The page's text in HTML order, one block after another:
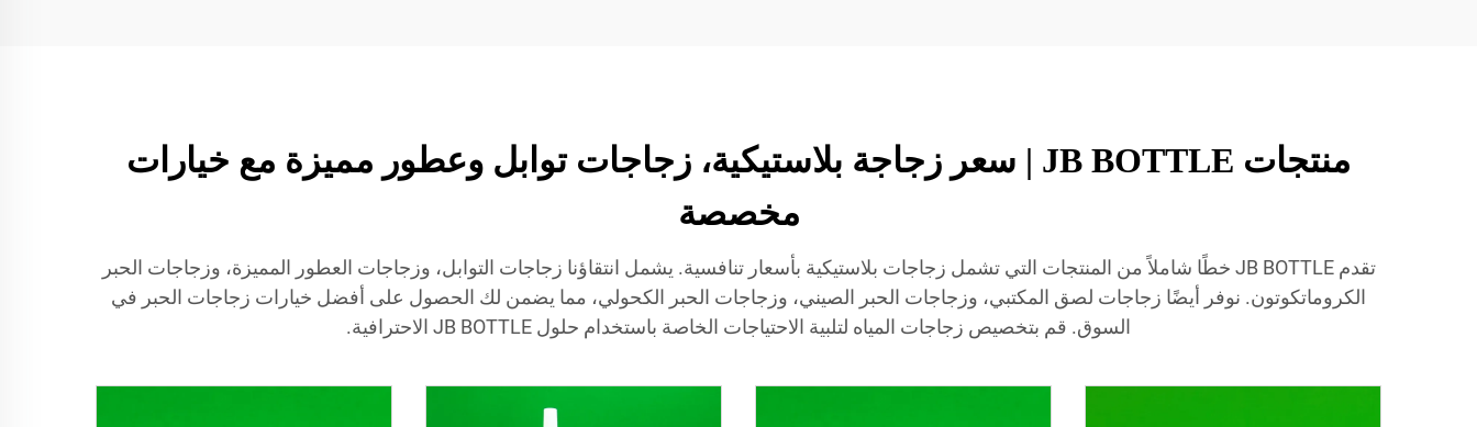
منتجات JB BOTTLE | سعر زجاجة بلاستيكية، زجاجات توابل وعطور مميزة مع خيارات
مخصصة
تقدم JB BOTTLE خطًا شاملاً من المنتجات التي تشمل زجاجات بلاستيكية بأسعار تنافسية. يشمل انتقاؤنا زجاجات التوابل، وزجاجات العطور المميزة، وزجاجات الحبر
الكروماتكوتون. نوفر أيضًا زجاجات لصق المكتبي، وزجاجات الحبر الصيني، وزجاجات الحبر الكحولي، مما يضمن لك الحصول على أفضل خيارات زجاجات الحبر في
السوق. قم بتخصيص زجاجات المياه لتلبية الاحتياجات الخاصة باستخدام حلول JB BOTTLE الاحترافية.